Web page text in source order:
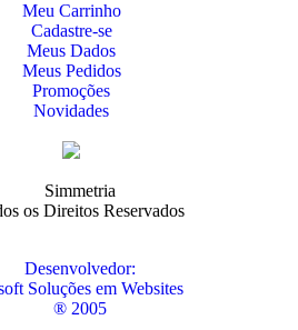
Meu Carrinho
Cadastre-se
Meus Dados
Meus Pedidos
Promoções
Novidades
Simmetria
os Direitos Reservados
Desenvolvedor:
Soluções em Websites
® 2005